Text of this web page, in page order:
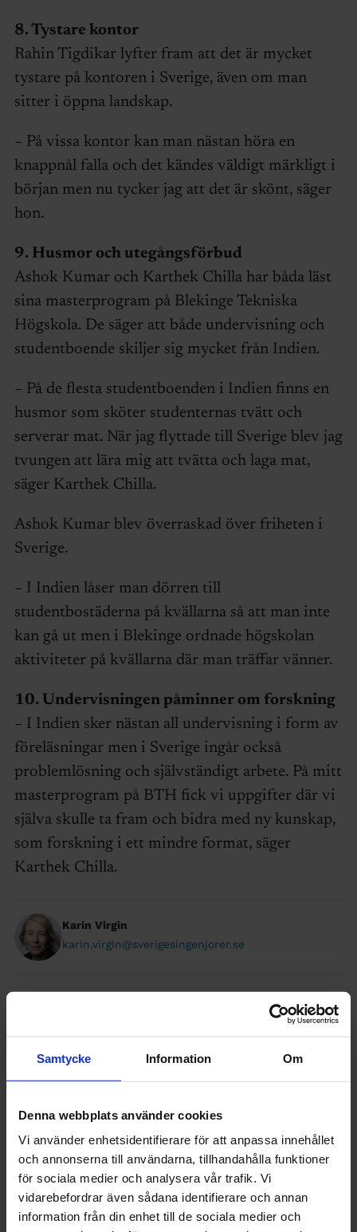
Samtycke Information Om
Denna webbplats använder cookies
Vi använder enhetsidentifierare för att anpassa innehållet
och annonserna till användarna, tillhandahålla funktioner
för sociala medier och analysera vår trafik. Vi
vidarebefordrar även sådana identifierare och annan
information från din enhet till de sociala medier och
8. Tystare kontor
Rahin Tigdikar lyfter fram att det är mycket
tystare på kontoren i Sverige, även om man
sitter i öppna landskap.
– På vissa kontor kan man nästan höra en
knappnål falla och det kändes väldigt märkligt i
början men nu tycker jag att det är skönt, säger
hon.
9. Husmor och utegångsförbud
Ashok Kumar och Karthek Chilla har båda läst
sina masterprogram på Blekinge Tekniska
Högskola. De säger att både undervisning och
studentboende skiljer sig mycket från Indien.
– På de flesta studentboenden i Indien finns en
husmor som sköter studenternas tvätt och
serverar mat. När jag flyttade till Sverige blev jag
tvungen att lära mig att tvätta och laga mat,
säger Karthek Chilla.
Ashok Kumar blev överraskad över friheten i
Sverige.
– I Indien låser man dörren till
studentbostäderna på kvällarna så att man inte
kan gå ut men i Blekinge ordnade högskolan
aktiviteter på kvällarna där man träffar vänner.
10. Undervisningen påminner om forskning
– I Indien sker nästan all undervisning i form av
föreläsningar men i Sverige ingår också
problemlösning och självständigt arbete. På mitt
masterprogram på BTH fick vi uppgifter där vi
själva skulle ta fram och bidra med ny kunskap,
som forskning i ett mindre format, säger
Karthek Chilla.
Karin Virgin
karin.virgin@sverigesingenjorer.se
UTLÄNDSKA AKADEMIKER
Dölj kommentarer
17 kommentarer
Martin
Bra artikel! Jag blir nästan lite rädd då en
sak att berätta var att ”vara trevlig och